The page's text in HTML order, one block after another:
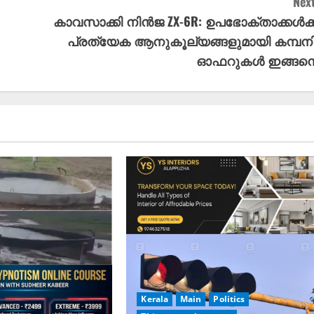
കാവസാക്കി നിൻജ ZX-6R:
പ്രത്യേക ആനുകൂല്യങ്ങളുമായി
ഓഫറുകൾ
Kerala Main
Politics